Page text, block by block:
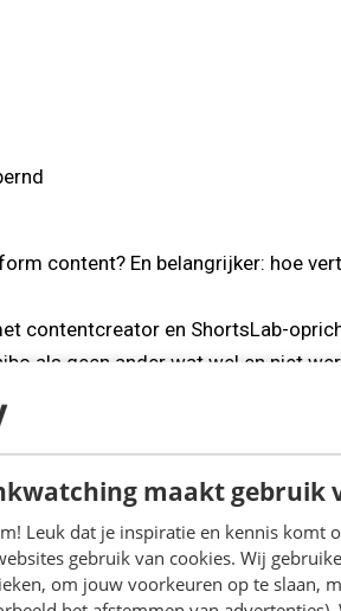
maakt gebruik
Leuk dat je inspiratie en kennis komt
gebruik van cookies. Wij
om jouw voorkeuren op te slaan,
content? En belangrijker: hoe
contentcreator en ShortsLab-
als geen ander wat wel en niet